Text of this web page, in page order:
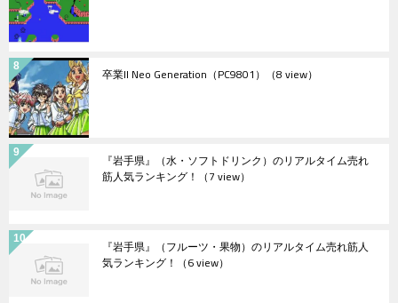
卒業II Neo Generation（PC9801） （8 view）
『岩手県』（水・ソフトドリンク）のリアルタイム売れ
筋人気ランキング！ （7 view）
『岩手県』（フルーツ・果物）のリアルタイム売れ筋人
気ランキング！ （6 view）